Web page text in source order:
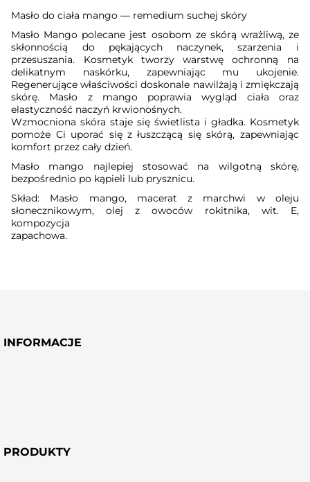
Masło do ciała mango — remedium suchej skóry
Masło Mango polecane jest osobom ze skórą wrażliwą, ze
skłonnością do pękających naczynek, szarzenia i
przesuszania. Kosmetyk tworzy warstwę ochronną na
delikatnym naskórku, zapewniając mu ukojenie.
Regenerujące właściwości doskonale nawilżają i zmiękczają
skórę. Masło z mango poprawia wygląd ciała oraz
elastyczność naczyń krwionośnych.
Wzmocniona skóra staje się świetlista i gładka. Kosmetyk
pomoże Ci uporać się z łuszczącą się skórą, zapewniając
komfort przez cały dzień.
Masło mango najlepiej stosować na wilgotną skórę,
bezpośrednio po kąpieli lub prysznicu.
Skład: Masło mango, macerat z marchwi w oleju
słonecznikowym, olej z owoców rokitnika, wit. E,
kompozycja
zapachowa.
INFORMACJE
PRODUKTY